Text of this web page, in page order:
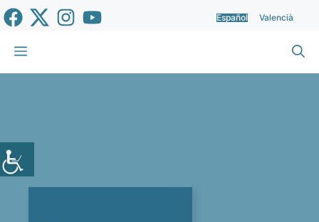
Saltar
al
contenido
Español Valencià
Menú